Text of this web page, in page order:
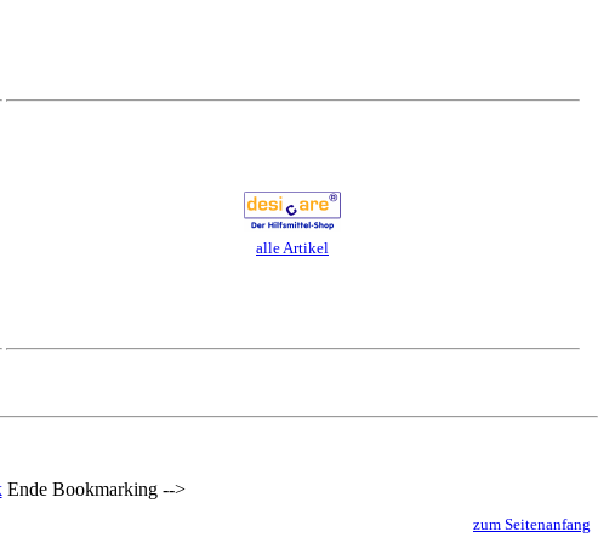
alle Artikel
Ende Bookmarking -->
zum Seitenanfang